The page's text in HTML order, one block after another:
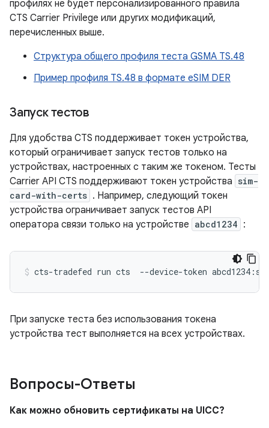
профилях не будет персонализированного правила
CTS Carrier Privilege или других модификаций,
перечисленных выше.
Структура общего профиля теста GSMA TS.48
Пример профиля TS.48 в формате eSIM DER
Запуск тестов
Для удобства CTS поддерживает токен устройства,
который ограничивает запуск тестов только на
устройствах, настроенных с таким же токеном. Тесты
Carrier API CTS поддерживают токен устройства sim-
card-with-certs . Например, следующий токен
устройства ограничивает запуск тестов API
оператора связи только на устройстве abcd1234 :
При запуске теста без использования токена
устройства тест выполняется на всех устройствах.
Вопросы-Ответы
Как можно обновить сертификаты на UICC?